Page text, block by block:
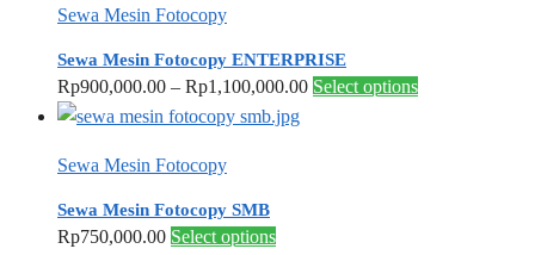
on
Rp1,000,000.00
The
Sewa Mesin Fotocopy
Sewa Mesin Fotocopy ENTERPRISE
Rp900,000.00 – Rp1,100,000.00Price
Select optionsThis
Sewa Mesin Fotocopy
Sewa Mesin Fotocopy SMB
Rp750,000.00 Select optionsThis